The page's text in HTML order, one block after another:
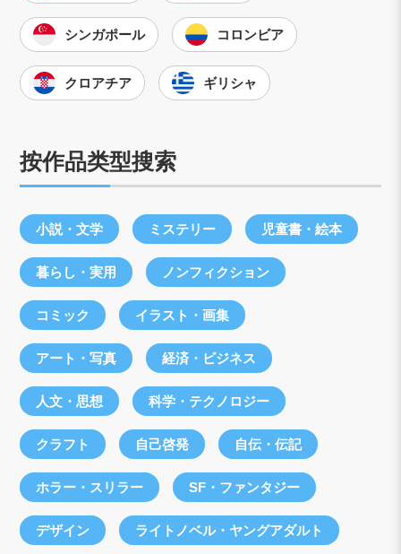
シンガポール コロンビア
クロアチア ギリシャ
按作品类型搜索
小説・文学 ミステリー 児童書・絵本
暮らし・実用 ノンフィクション
コミック イラスト・画集
アート・写真 経済・ビジネス
人文・思想 科学・テクノロジー
クラフト 自己啓発 自伝・伝記
ホラー・スリラー SF・ファンタジー
デザイン ライトノベル・ヤングアダルト